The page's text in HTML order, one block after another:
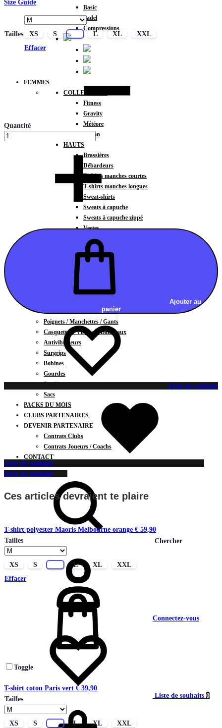
Basic
Padel
Compressions
FEMMES
COLLECTIONS
Fitness
Gravity
Météore
Action
HAUTS
Brassières
Débardeurs
T-shirts manches courtes
T-shirts manches longues
Sweat-shirts
Sweats à capuche
Sweats à capuche zippé
Vestes
Jupes
Shorts
CARTES CADEAUX
Chaussettes / Sous-vêtements
Poignets / Manchettes / Gants
Casquettes / Visières / Bandeaux
Antivibrateurs
Surgrips
Bobines
Gourdes
Serviettes
Sacs
PACKS DU MOIS
CLUBS PARTENAIRES
DEVENIR PARTENAIRE
Contrats Clubs
Contrats Joueurs / Coachs
CONTACT
Chercher
Connectez-vous
Liste de souhaits 0
Size Guide
Tailles XS S L XL
XXL
Effacer
Quantité
Ajouter au
panier
Liste de souhaits
Liste de souhaits
Liste de souhaits
Ces articles devraient te plaire
T-shirt polyester Maoris Melbourne orange € 59,90
Tailles
XS S L XL
XXL
Effacer
Toggle
T-shirt coton Paris vert € 39,90
Tailles
XS S L XL
XXL